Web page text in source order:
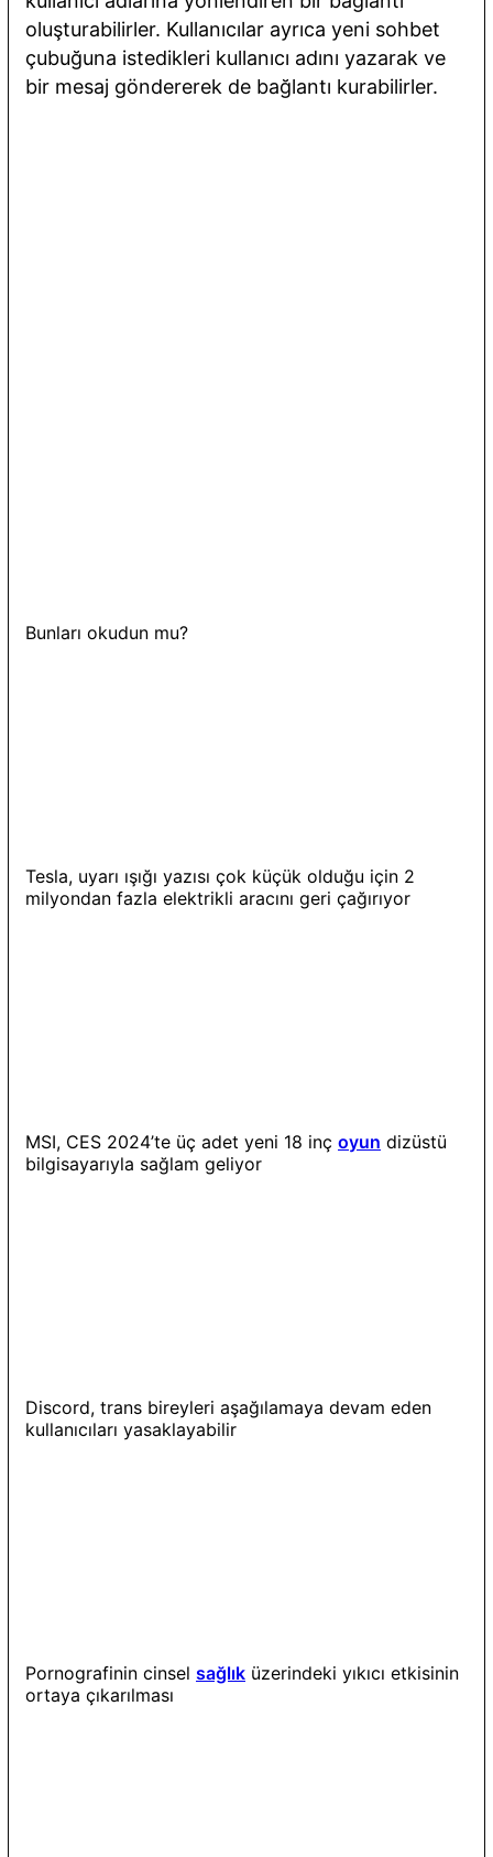
oluşturabilirler. Kullanıcılar ayrıca yeni sohbet
çubuğuna istedikleri kullanıcı adını yazarak ve
bir mesaj göndererek de bağlantı kurabilirler.
Bunları okudun mu?
Tesla, uyarı ışığı yazısı çok küçük olduğu için 2
milyondan fazla elektrikli aracını geri çağırıyor
MSI, CES 2024’te üç adet yeni 18 inç oyun dizüstü
bilgisayarıyla sağlam geliyor
Discord, trans bireyleri aşağılamaya devam eden
kullanıcıları yasaklayabilir
Pornografinin cinsel sağlık üzerindeki yıkıcı etkisinin
ortaya çıkarılması